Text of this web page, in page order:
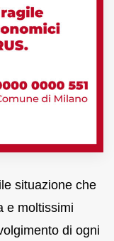
situazione che
e moltissimi
di ogni